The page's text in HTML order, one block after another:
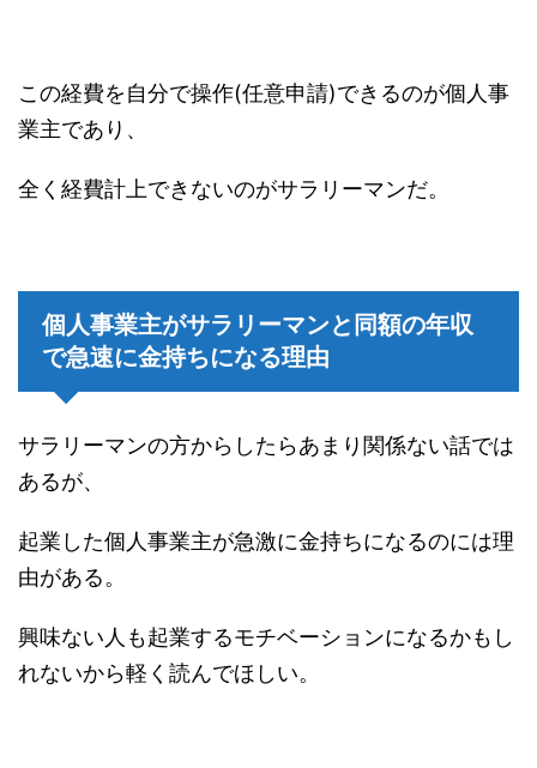
この経費を自分で操作(任意申請)できるのが個人事
業主であり、
全く経費計上できないのがサラリーマンだ。
個人事業主がサラリーマンと同額の年収
で急速に金持ちになる理由
サラリーマンの方からしたらあまり関係ない話では
あるが、
起業した個人事業主が急激に金持ちになるのには理
由がある。
興味ない人も起業するモチベーションになるかもし
れないから軽く読んでほしい。